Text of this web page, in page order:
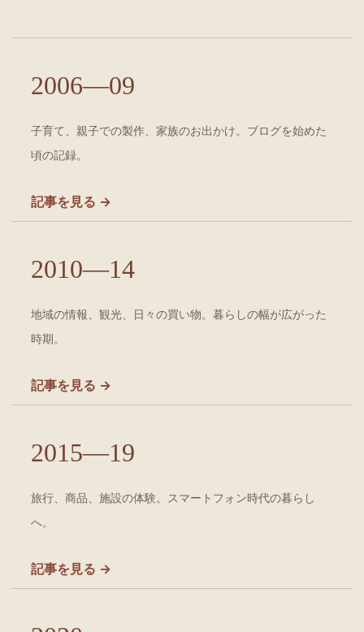
2006—09
子育て、親子での製作、家族のお出かけ。ブログを始めた
頃の記録。
記事を見る →
2010—14
地域の情報、観光、日々の買い物。暮らしの幅が広がった
時期。
記事を見る →
2015—19
旅行、商品、施設の体験。スマートフォン時代の暮らし
へ。
記事を見る →